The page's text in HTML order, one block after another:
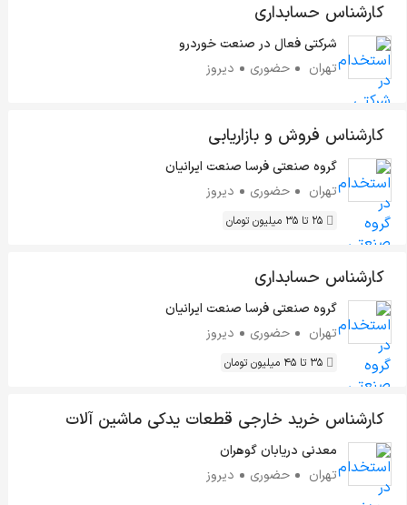
کارشناس حسابداری
شرکتی فعال در صنعت خوردرو
تهران
حضوری دیروز
کارشناس فروش و بازاریابی
گروه صنعتی فرسا صنعت ایرانیان
تهران
حضوری دیروز
25 تا 35 میلیون تومان
کارشناس حسابداری
گروه صنعتی فرسا صنعت ایرانیان
تهران
حضوری دیروز
35 تا 45 میلیون تومان
کارشناس خرید خارجی قطعات یدکی ماشین آلات
سنگین و حفاری
معدنی دریابان گوهران
تهران
حضوری دیروز